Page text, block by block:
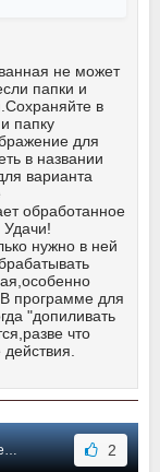
не может
папки и
в
папку
для
в названии
варианта
обработанное
нужно в ней
программе для
"допиливать
что
2